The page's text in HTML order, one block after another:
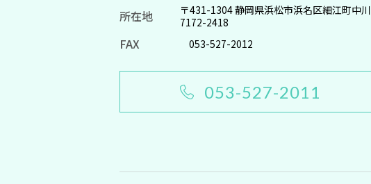
所在地 〒431-1304静岡県浜松市浜名区細江町中川
7172-2418
FAX 053-527-2012
053-527-2011